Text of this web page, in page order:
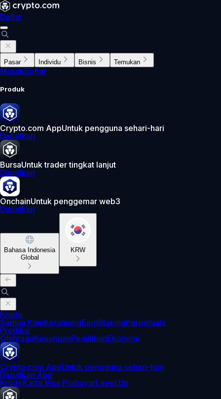
Daftar
Pasar Individu Bisnis Temukan
MasukDaftar
Produk
Crypto.com AppUntuk pengguna sehari-hari
Dapatkan
BursaUntuk trader tingkat lanjut
Dapatkan
OnchainUntuk penggemar web3
Dapatkan
Bahasa Indonesia
Global
KRW
Kripto
Semua KoinKeranjangEarnStakingPerpetuals
Prediksi
OlahragaKeuanganPemilihanEkonomi
Crypto.com AppUntuk pengguna sehari-hari
Dapatkan App
KriptoKartu Visa PrabayarLevel Up